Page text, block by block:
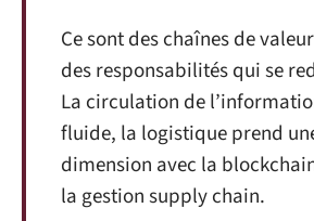
Ce sont des chaînes de
des responsabilités qui se
La circulation de
fluide, la logistique prend
dimension avec la
la gestion supply chain.